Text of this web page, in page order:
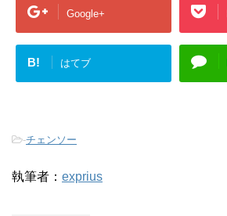
Google+
B! はてブ
-チェンソー
執筆者： exprius